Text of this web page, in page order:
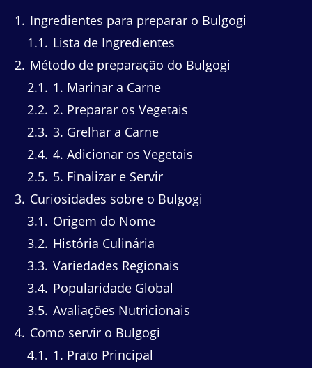
1
Ingredientes para preparar o Bulgogi
1.1
Lista de Ingredientes
2 Método de preparação do Bulgogi
2.1
1. Marinar a Carne
2.2 2. Preparar os Vegetais
2.3 3. Grelhar a Carne
2.4 4. Adicionar os Vegetais
2.5 5. Finalizar e Servir
3 Curiosidades sobre o Bulgogi
3.1
Origem do Nome
3.2 História Culinária
3.3 Variedades Regionais
3.4 Popularidade Global
3.5 Avaliações Nutricionais
4 Como servir o Bulgogi
4.1
1. Prato Principal